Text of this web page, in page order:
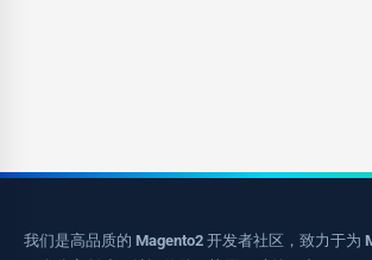
我们是高品质的 Magento2 开发者社区，致力于为